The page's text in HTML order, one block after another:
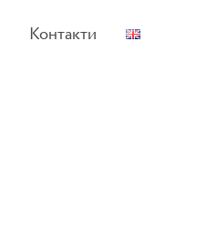
Контакти